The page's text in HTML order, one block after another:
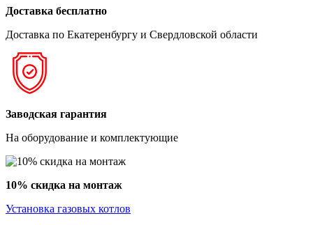
Доставка бесплатно
Доставка по Екатеренбургу и Свердловской области
Заводская гарантия
На оборудование и комплектующие
10% скидка на монтаж
Установка газовых котлов